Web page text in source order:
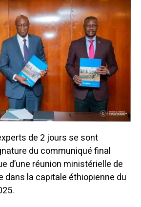
de 2 jours se sont
du communiqué final
d’une réunion ministérielle de
dans la capitale éthiopienne du